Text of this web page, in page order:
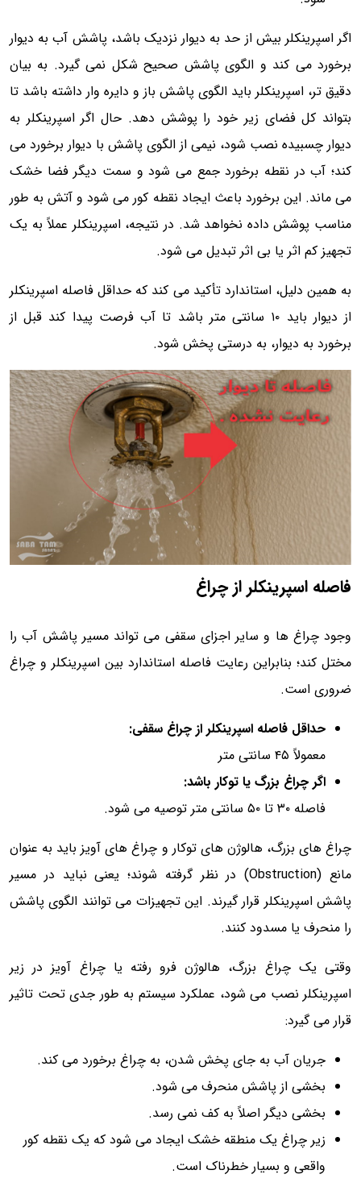
اگر اسپرینکلر بیش از حد به دیوار نزدیک باشد، پاشش آب به دیوار
برخورد می کند و الگوی پاشش صحیح شکل نمی گیرد. به بیان
دقیق تر، اسپرینکلر باید الگوی پاشش باز و دایره وار داشته باشد تا
بتواند کل فضای زیر خود را پوشش دهد. حال اگر اسپرینکلر به
دیوار چسبیده نصب شود، نیمی از الگوی پاشش با دیوار برخورد می
کند؛ آب در نقطه برخورد جمع می شود و سمت دیگر فضا خشک
می ماند. این برخورد باعث ایجاد نقطه کور می شود و آتش به طور
مناسب پوشش داده نخواهد شد. در نتیجه، اسپرینکلر عملاً به یک
تجهیز کم اثر یا بی اثر تبدیل می شود.
به همین دلیل، استاندارد تأکید می کند که حداقل فاصله اسپرینکلر
از دیوار باید ۱۰ سانتی متر باشد تا آب فرصت پیدا کند قبل از
برخورد به دیوار، به درستی پخش شود.
فاصله اسپرینکلر از چراغ
وجود چراغ ها و سایر اجزای سقفی می تواند مسیر پاشش آب را
مختل کند؛ بنابراین رعایت فاصله استاندارد بین اسپرینکلر و چراغ
ضروری است.
حداقل فاصله اسپرینکلر از چراغ سقفی:
معمولاً ۴۵ سانتی متر
اگر چراغ بزرگ یا توکار باشد:
فاصله ۳۰ تا ۵۰ سانتی متر توصیه می شود.
چراغ های بزرگ، هالوژن های توکار و چراغ های آویز باید به عنوان
مانع (Obstruction) در نظر گرفته شوند؛ یعنی نباید در مسیر
پاشش اسپرینکلر قرار گیرند. این تجهیزات می توانند الگوی پاشش
را منحرف یا مسدود کنند.
وقتی یک چراغ بزرگ، هالوژن فرو رفته یا چراغ آویز در زیر
اسپرینکلر نصب می شود، عملکرد سیستم به طور جدی تحت تاثیر
قرار می گیرد:
جریان آب به جای پخش شدن، به چراغ برخورد می کند.
بخشی از پاشش منحرف می شود.
بخشی دیگر اصلاً به کف نمی رسد.
زیر چراغ یک منطقه خشک ایجاد می شود که یک نقطه کور
واقعی و بسیار خطرناک است.